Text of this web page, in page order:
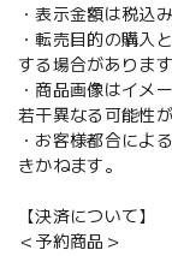
・表示金額は税込
・転売目的の購入
する場合があります
・商品画像はイメ
若干異なる可能性
・お客様都合によ
きかねます。
【決済について】
＜予約商品＞